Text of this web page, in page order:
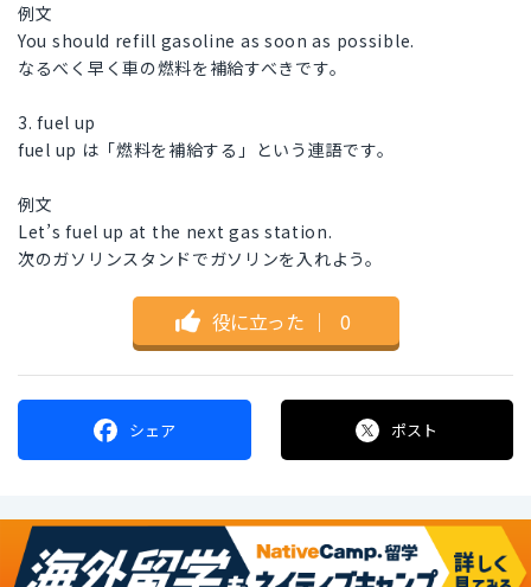
例文
You should refill gasoline as soon as possible.
なるべく早く車の燃料を補給すべきです。
3. fuel up
fuel up は「燃料を補給する」という連語です。
例文
Let’s fuel up at the next gas station.
次のガソリンスタンドでガソリンを入れよう。
役に立った ｜ 0
シェア ポスト